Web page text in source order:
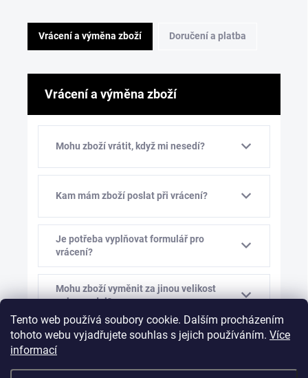
Tento web používá soubory cookie. Dalším procházením
tohoto webu vyjadřujete souhlas s jejich používáním. Více
informací
Vrácení a výměna zboží Doručení a platba
Vrácení a výměna zboží
Mohu zboží vrátit, když mi nesedí?
Kam mám zboží poslat při vrácení?
Je potřeba vyplňovat formulář pro
vrácení?
Mohu zboží vyměnit za jinou velikost
nebo model?
Kolik stojí výměna zboží?